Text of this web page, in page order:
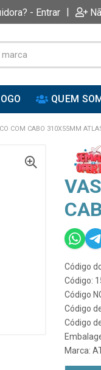
- Entrar |
QUEM
COM CABO 310X55MM
Código
Código:
Código
Código
Código
Marca: